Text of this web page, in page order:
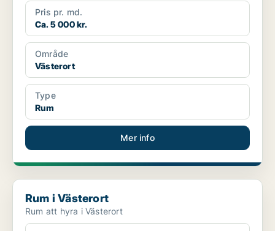
Pris pr. md.
Ca. 5 000 kr.
Område
Västerort
Type
Rum
Mer info
Rum i Västerort
Rum i Västerort
Rum att hyra i Västerort